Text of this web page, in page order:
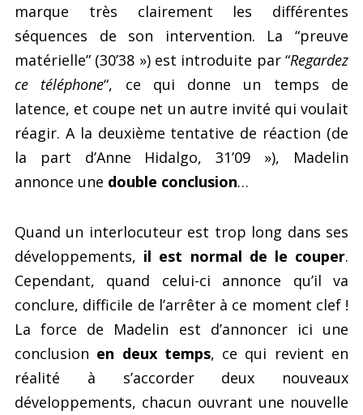
marque très clairement les différentes
séquences de son intervention. La “preuve
matérielle” (30’38 ») est introduite par “Regardez
ce téléphone“, ce qui donne un temps de
latence, et coupe net un autre invité qui voulait
réagir. A la deuxième tentative de réaction (de
la part d’Anne Hidalgo, 31’09 »), Madelin
annonce une double conclusion…
Quand un interlocuteur est trop long dans ses
développements, il est normal de le couper.
Cependant, quand celui-ci annonce qu’il va
conclure, difficile de l’arrêter à ce moment clef !
La force de Madelin est d’annoncer ici une
conclusion en deux temps, ce qui revient en
réalité à s’accorder deux nouveaux
développements, chacun ouvrant une nouvelle